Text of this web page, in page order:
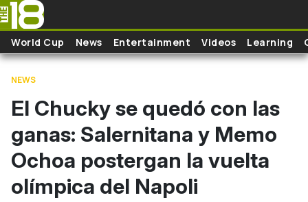
Skip to main content
World Cup News Entertainment Videos Learning
NEWS
El Chucky se quedó con las
ganas: Salernitana y Memo
Ochoa postergan la vuelta
olímpica del Napoli